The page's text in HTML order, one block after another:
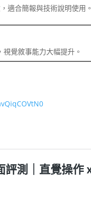
適合簡報與技術說明使用。
視覺敘事能力大幅提升。